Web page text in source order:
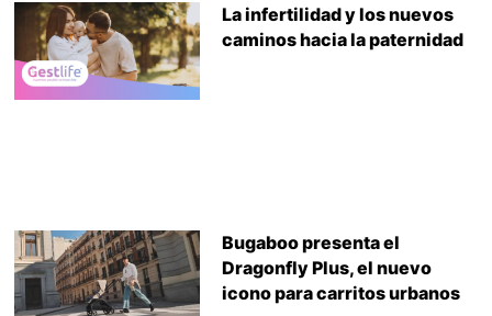
La infertilidad y los nuevos
caminos hacia la paternidad
Bugaboo presenta el
Dragonfly Plus, el nuevo
icono para carritos urbanos